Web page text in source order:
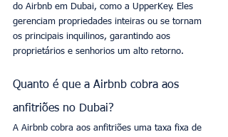
do Airbnb em Dubai, como a UpperKey. Eles
gerenciam propriedades inteiras ou se tornam
os principais inquilinos, garantindo aos
proprietários e senhorios um alto retorno.
Quanto é que a Airbnb cobra aos
anfitriões no Dubai?
A Airbnb cobra aos anfitriões uma taxa fixa de